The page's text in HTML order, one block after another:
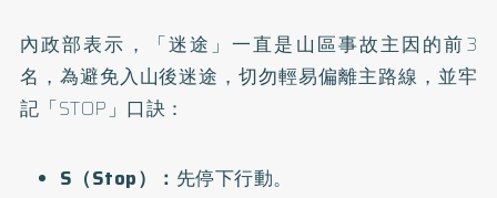
內政部表示，「迷途」一直是山區事故主因的前3
名，為避免入山後迷途，切勿輕易偏離主路線，並牢
記「STOP」口訣：
S（Stop）： 先停下行動。